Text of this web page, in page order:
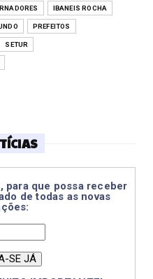
IBANEIS ROCHA
PREFEITOS
SETUR
para que possa receber
de todas as novas